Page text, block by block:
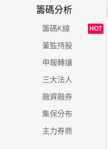
籌碼分析
籌碼K線 HOT
董監持股
申報轉讓
三大法人
融資融券
集保分布
主力券商